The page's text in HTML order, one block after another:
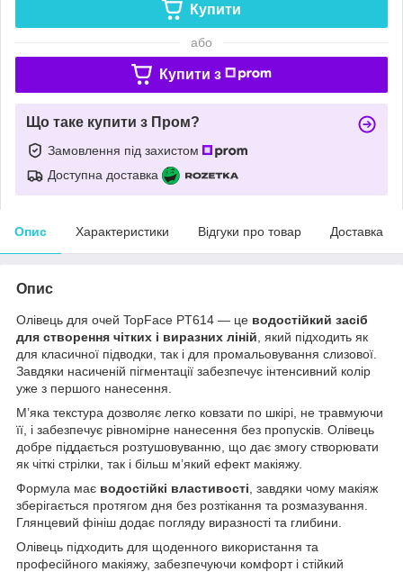
Купити
або
Купити з
Що таке купити з Пром?
Замовлення під захистом
Доступна доставка
Опис Характеристики Відгуки про товар Доставка
Опис
Олівець для очей TopFace PT614 — це водостійкий засіб
для створення чітких і виразних ліній , який підходить як
для класичної підводки, так і для промальовування слизової.
Завдяки насиченій пігментації забезпечує інтенсивний колір
уже з першого нанесення.
М’яка текстура дозволяє легко ковзати по шкірі, не травмуючи
її, і забезпечує рівномірне нанесення без пропусків. Олівець
добре піддається розтушовуванню, що дає змогу створювати
як чіткі стрілки, так і більш м’який ефект макіяжу.
Формула має водостійкі властивості , завдяки чому макіяж
зберігається протягом дня без розтікання та розмазування.
Глянцевий фініш додає погляду виразності та глибини.
Олівець підходить для щоденного використання та
професійного макіяжу, забезпечуючи комфорт і стійкий